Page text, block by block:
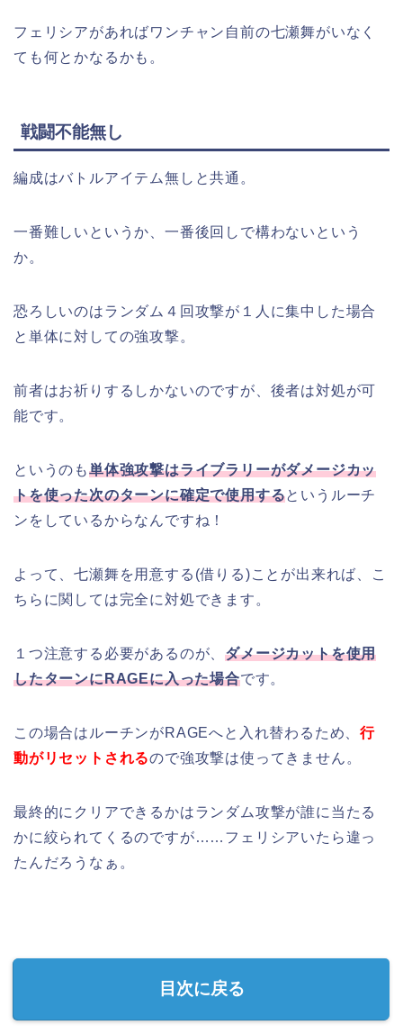
フェリシアがあればワンチャン自前の七瀬舞がいなく
ても何とかなるかも。
戦闘不能無し
編成はバトルアイテム無しと共通。
一番難しいというか、一番後回しで構わないという
か。
恐ろしいのはランダム４回攻撃が１人に集中した場合
と単体に対しての強攻撃。
前者はお祈りするしかないのですが、後者は対処が可
能です。
というのも単体強攻撃はライブラリーがダメージカッ
トを使った次のターンに確定で使用するというルーチ
ンをしているからなんですね！
よって、七瀬舞を用意する(借りる)ことが出来れば、こ
ちらに関しては完全に対処できます。
１つ注意する必要があるのが、ダメージカットを使用
したターンにRAGEに入った場合です。
この場合はルーチンがRAGEへと入れ替わるため、行
動がリセットされるので強攻撃は使ってきません。
最終的にクリアできるかはランダム攻撃が誰に当たる
かに絞られてくるのですが……フェリシアいたら違っ
たんだろうなぁ。
目次に戻る